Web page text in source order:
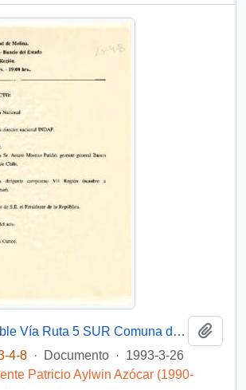
Visita Obras doble Vía Ruta 5 SUR Comuna de Río Claro, VII Región Marzo 26, 1993. 17:00 hrs. - 17:30 hrs.
4-8 · Documento · 1993-3-26
Patricio Aylwin Azócar (1990-